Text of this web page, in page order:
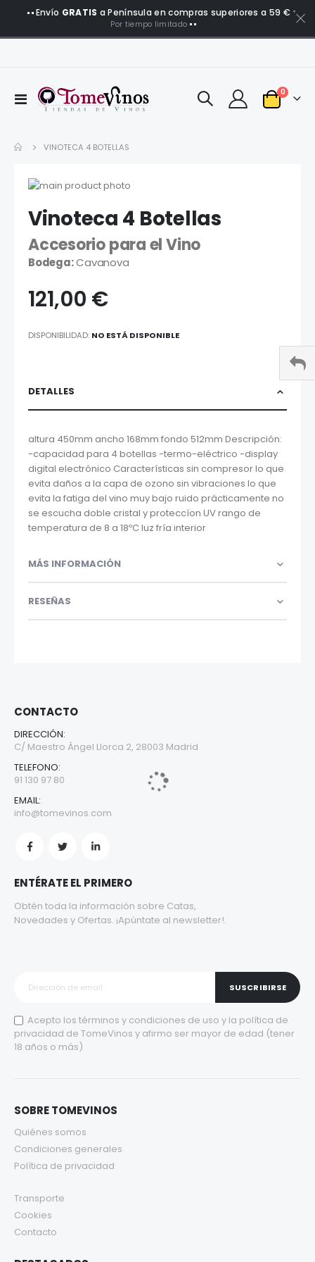
Envío GRATIS a Península en compras superiores a 59 € *
Por tiempo limitado
Toggle
Carro
0
VINOTECA 4 BOTELLAS
Saltar
final
de
la
galería
imágenes
al
comienzo
de
la
de
imágenes
Vinoteca 4 Botellas
Accesorio para el Vino
Bodega:Cavanova
121,00 €
DISPONIBILIDAD: NO ESTÁ DISPONIBLE
DETALLES
altura 450mm ancho 168mm fondo 512mm Descripción:
-capacidad para 4 botellas -termo-eléctrico -display
digital electrónico Características sin compresor lo que
evita daños a la capa de ozono sin vibraciones lo que
evita la fatiga del vino muy bajo ruido prácticamente no
se escucha doble cristal y proteccíon UV rango de
temperatura de 8 a 18ºC luz fría interior
MÁS INFORMACIÓN
RESEÑAS
CONTACTO
DIRECCIÓN:
C/ Maestro Ángel Llorca 2, 28003 Madrid
TELEFONO:
91 130 97 80
EMAIL:
info@tomevinos.com
ENTÉRATE EL PRIMERO
Obtén toda la información sobre Catas,
Novedades y Ofertas. ¡Apúntate al newsletter!.
SUSCRIBIRSE
Acepto los términos y condiciones de uso y la política de
privacidad de TomeVinos y afirmo ser mayor de edad (tener
18 años o más)
SOBRE TOMEVINOS
Quiénes somos
Condiciones generales
Política de privacidad
Transporte
Cookies
Contacto